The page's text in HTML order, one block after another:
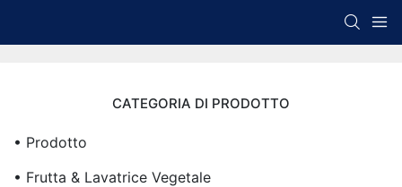
CATEGORIA DI PRODOTTO
• Prodotto
• Frutta & Lavatrice Vegetale